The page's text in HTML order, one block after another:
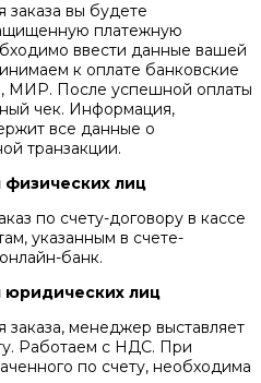
вы будете
платежную
ввести данные вашей
к оплате банковские
МИР. После успешной оплаты
чек. Информация,
все данные о
транзакции.
физических лиц
по счету-договору в кассе
указанным в счете-
банк.
юридических лиц
менеджер выставляет
Работаем с НДС. При
по счету, необходима